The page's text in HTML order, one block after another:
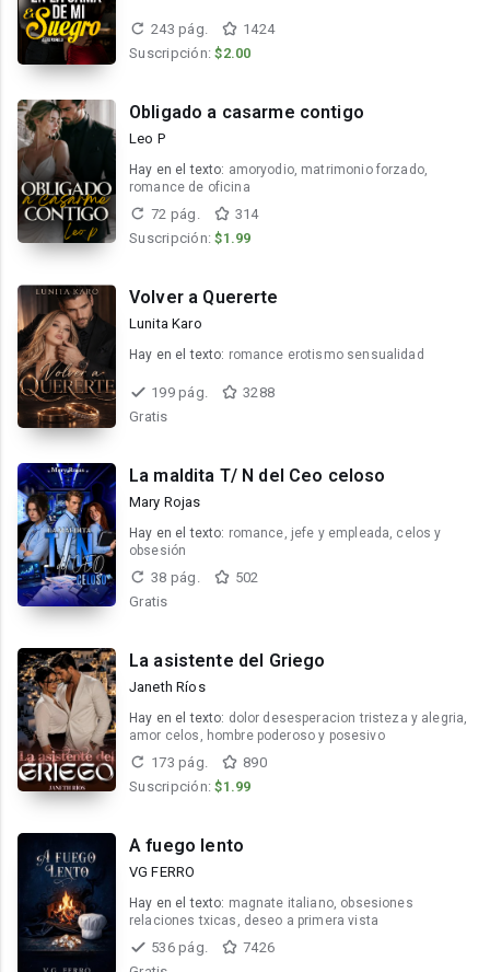
243 pág.
1424
Suscripción:$2.00
Obligado a casarme contigo
Leo P
Hay en el texto: amoryodio, matrimonio forzado,
romance de oficina
72 pág.
314
Suscripción:$1.99
Volver a Quererte
Lunita Karo
Hay en el texto: romance erotismo sensualidad
199 pág.
3288
Gratis
La maldita T/ N del Ceo celoso
Mary Rojas
Hay en el texto: romance, jefe y empleada, celos y
obsesión
38 pág.
502
Gratis
La asistente del Griego
Janeth Ríos
Hay en el texto: dolor desesperacion tristeza y alegria,
amor celos, hombre poderoso y posesivo
173 pág.
890
Suscripción:$1.99
A fuego lento
VG FERRO
Hay en el texto: magnate italiano, obsesiones
relaciones txicas, deseo a primera vista
536 pág.
7426